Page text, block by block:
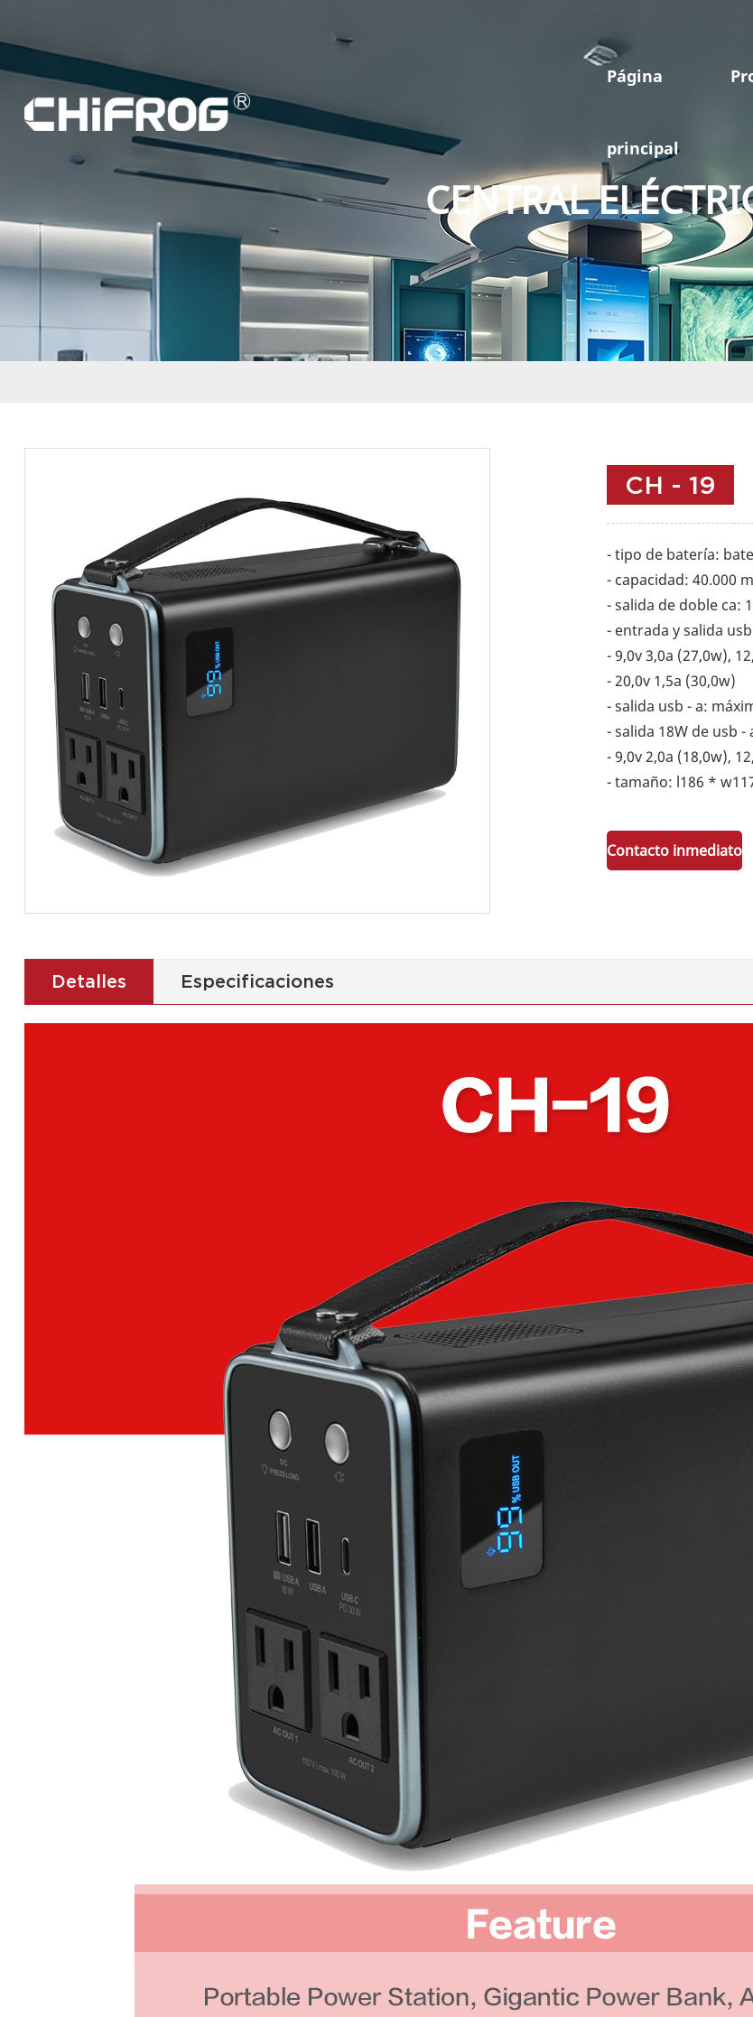
Página
principal
CENTRAL
CH - 19
- tipo de batería:
- capacidad: 40.000
- salida de doble ca:
- entrada y salida
- 9,0v 3,0a (27,0w),
- 20,0v 1,5a (30,0w)
- salida usb - a:
- salida 18W de usb -
- 9,0v 2,0a (18,0w),
- tamaño: l186 *
Contacto inmediato
Detalles Especificaciones